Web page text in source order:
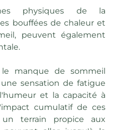
physiques de la
bouffées de chaleur et
peuvent également
manque de sommeil
sensation de fatigue
et la capacité à
cumulatif de ces
terrain propice aux